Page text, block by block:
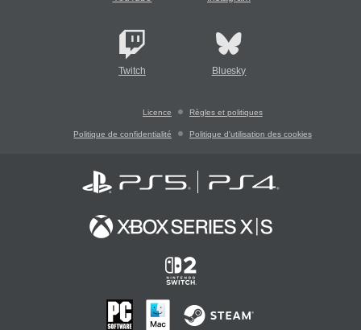
Twitch Bluesky
Licence Règles et politiques
Politique de confidentialité Politique d'utilisation des cookies